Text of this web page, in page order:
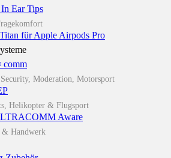
Ear Tips
für Apple Airpods Pro
comm
Moderation, Motorsport
Helikopter & Flugsport
Aware
Handwerk